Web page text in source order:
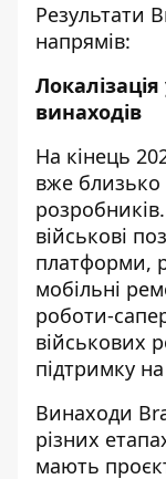
Результати
напрямів:
винаходів
На кінець
вже близько
військові
платформи,
мобільні
роботи-
військових
підтримку
Винаходи
різних
мають